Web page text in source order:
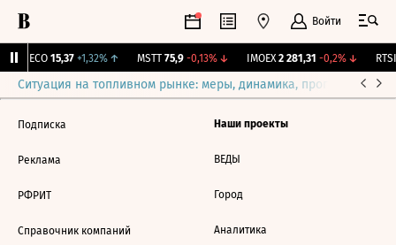
Войти
GECO 15,37 +1,32%↑ MSTT 75,9 -0,13%↓ IMOEX 2 281,31 -0,2%↓ RTSI
Ситуация на топливном рынке: меры, динамика, прогнозы
Подписка
Реклама
РФРИТ
Справочник компаний
Наши проекты
ВЕДЫ
Город
Аналитика